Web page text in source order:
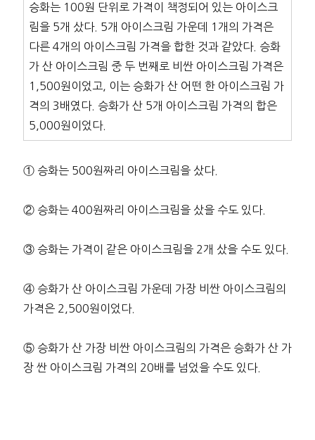
승화는 100원 단위로 가격이 책정되어 있는 아이스크
림을 5개 샀다. 5개 아이스크림 가운데 1개의 가격은
다른 4개의 아이스크림 가격을 합한 것과 같았다. 승화
가 산 아이스크림 중 두 번째로 비싼 아이스크림 가격은
1,500원이었고, 이는 승화가 산 어떤 한 아이스크림 가
격의 3배였다. 승화가 산 5개 아이스크림 가격의 합은
5,000원이었다.
① 승화는 500원짜리 아이스크림을 샀다.
② 승화는 400원짜리 아이스크림을 샀을 수도 있다.
③ 승화는 가격이 같은 아이스크림을 2개 샀을 수도 있다.
④ 승화가 산 아이스크림 가운데 가장 비싼 아이스크림의
가격은 2,500원이었다.
⑤ 승화가 산 가장 비싼 아이스크림의 가격은 승화가 산 가
장 싼 아이스크림 가격의 20배를 넘었을 수도 있다.